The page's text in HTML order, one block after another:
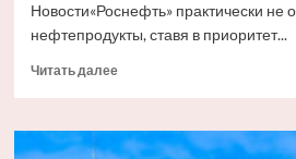
Новости«Роснефть» практически не
нефтепродукты, ставя в приоритет...
Читать далееПрочитать
«Роснефть»
поставила